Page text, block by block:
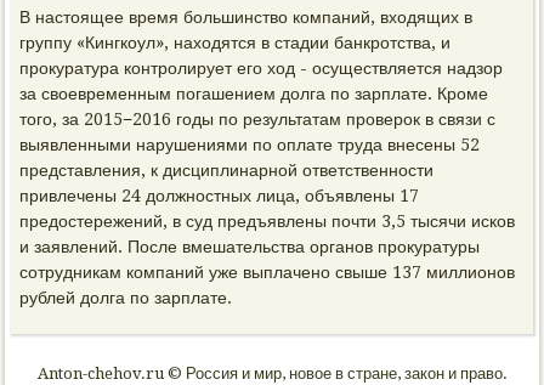
В настоящее время большинство компаний, входящих в
группу «Кингкоул», находятся в стадии банкротства, и
прокуратура контролирует его ход - осуществляется надзор
за своевременным погашением долга по зарплате. Кроме
того, за 2015−2016 годы по результатам проверок в связи с
выявленными нарушениями по оплате труда внесены 52
представления, к дисциплинарной ответственности
привлечены 24 должностных лица, объявлены 17
предостережений, в суд предъявлены почти 3,5 тысячи исков
и заявлений. После вмешательства органов прокуратуры
сотрудникам компаний уже выплачено свыше 137 миллионов
рублей долга по зарплате.
Anton-chehov.ru © Россия и мир, новое в стране, закон и право.